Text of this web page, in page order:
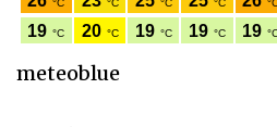
meteoblue